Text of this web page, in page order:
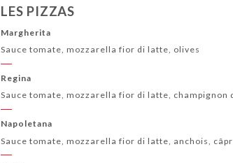
LES PIZZAS
Margherita
Sauce tomate, mozzarella fior di latte, olives
Regina
Sauce tomate, mozzarella fior di latte, champignon
Napoletana
Sauce tomate, mozzarella fior di latte, anchois,